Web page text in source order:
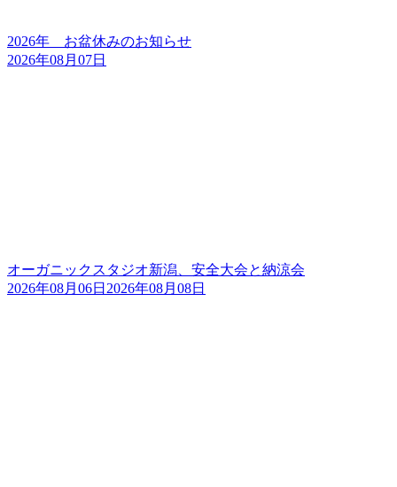
2026年 お盆休みのお知らせ
2026年08月07日
オーガニックスタジオ新潟、安全大会と納涼会
2026年08月06日 2026年08月08日